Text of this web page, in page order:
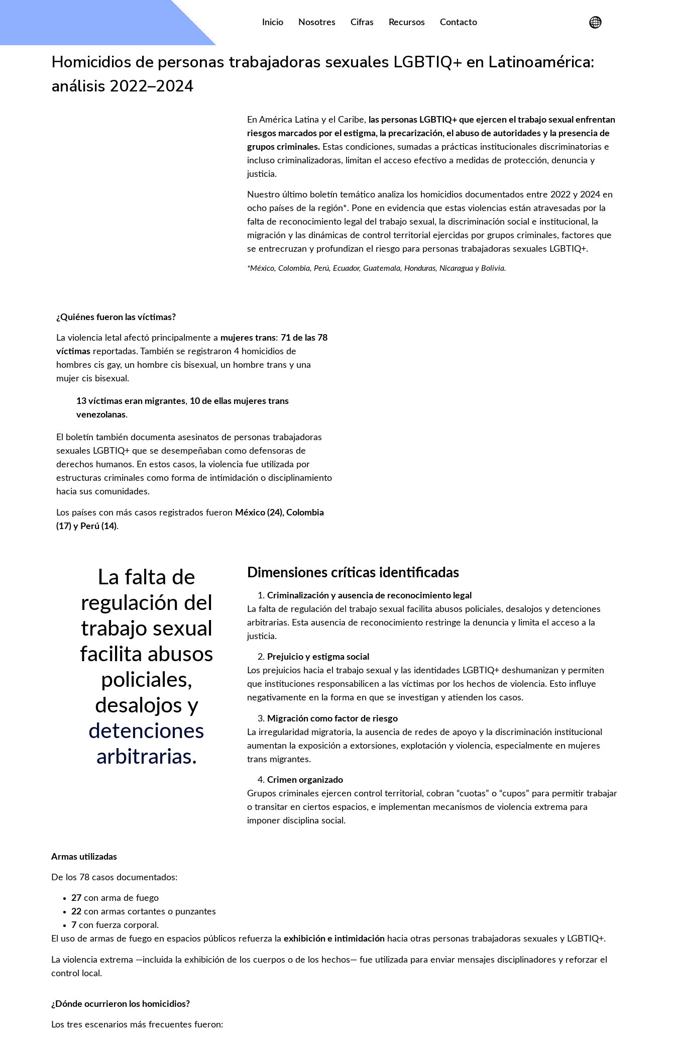
Inicio Nosotres Cifras Recursos Contacto
Homicidios de personas trabajadoras sexuales LGBTIQ+ en Latinoamérica:
análisis 2022–2024
En América Latina y el Caribe, las personas LGBTIQ+ que ejercen el trabajo sexual enfrentan
riesgos marcados por el estigma, la precarización, el abuso de autoridades y la presencia de
grupos criminales.Estas condiciones, sumadas a prácticas institucionales discriminatorias e
incluso criminalizadoras, limitan el acceso efectivo a medidas de protección, denuncia y
justicia.
Nuestro último boletín temático analiza los homicidios documentados entre 2022 y 2024 en
ocho países de la región*. Pone en evidencia que estas violencias están atravesadas por la
falta de reconocimiento legal del trabajo sexual, la discriminación social e institucional, la
migración y las dinámicas de control territorial ejercidas por grupos criminales, factores que
se entrecruzan y profundizan el riesgo para personas trabajadoras sexuales LGBTIQ+.
*México, Colombia, Perú, Ecuador, Guatemala, Honduras, Nicaragua y Bolivia.
¿Quiénes fueron las víctimas?
La violencia letal afectó principalmente a mujeres trans: 71 de las 78
víctimas reportadas. También se registraron 4 homicidios de
hombres cis gay, un hombre cis bisexual, un hombre trans y una
mujer cis bisexual.
13 víctimas eran migrantes, 10 de ellas mujeres trans
venezolanas.
El boletín también documenta asesinatos de personas trabajadoras
sexuales LGBTIQ+ que se desempeñaban como defensoras de
derechos humanos. En estos casos, la violencia fue utilizada por
estructuras criminales como forma de intimidación o disciplinamiento
hacia sus comunidades.
Los países con más casos registrados fueron México (24), Colombia
(17) y Perú (14).
La falta de
regulación del
trabajo sexual
facilita abusos
policiales,
desalojos y
detenciones
arbitrarias.
Dimensiones críticas identificadas
Criminalización y ausencia de reconocimiento legal
La falta de regulación del trabajo sexual facilita abusos policiales, desalojos y detenciones
arbitrarias. Esta ausencia de reconocimiento restringe la denuncia y limita el acceso a la
justicia.
Prejuicio y estigma social
Los prejuicios hacia el trabajo sexual y las identidades LGBTIQ+ deshumanizan y permiten
que instituciones responsabilicen a las víctimas por los hechos de violencia. Esto influye
negativamente en la forma en que se investigan y atienden los casos.
Migración como factor de riesgo
La irregularidad migratoria, la ausencia de redes de apoyo y la discriminación institucional
aumentan la exposición a extorsiones, explotación y violencia, especialmente en mujeres
trans migrantes.
Crimen organizado
Grupos criminales ejercen control territorial, cobran “cuotas” o “cupos” para permitir trabajar
o transitar en ciertos espacios, e implementan mecanismos de violencia extrema para
imponer disciplina social.
Armas utilizadas
De los 78 casos documentados:
27 con arma de fuego
22 con armas cortantes o punzantes
7 con fuerza corporal.
El uso de armas de fuego en espacios públicos refuerza la exhibición e intimidación hacia otras personas trabajadoras sexuales y LGBTIQ+.
La violencia extrema —incluida la exhibición de los cuerpos o de los hechos— fue utilizada para enviar mensajes disciplinadores y reforzar el
control local.
¿Dónde ocurrieron los homicidios?
Los tres escenarios más frecuentes fueron: